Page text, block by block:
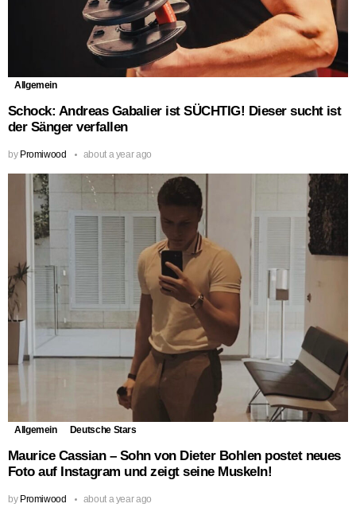
Allgemein
Schock: Andreas Gabalier ist SÜCHTIG! Dieser sucht ist
der Sänger verfallen
by Promiwood about a year ago
Allgemein Deutsche Stars
Maurice Cassian – Sohn von Dieter Bohlen postet neues
Foto auf Instagram und zeigt seine Muskeln!
by Promiwood about a year ago